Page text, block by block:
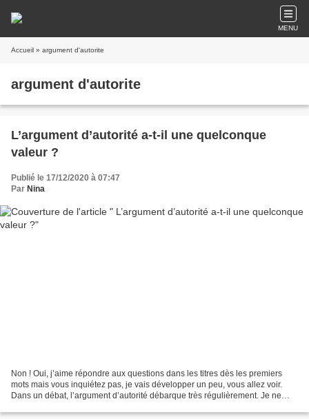
MENU
Accueil » argument d'autorite
argument d'autorite
L’argument d’autorité a-t-il une quelconque
valeur ?
Publié le 17/12/2020 à 07:47
Par Nina
Non ! Oui, j’aime répondre aux questions dans les titres dès les premiers
mots mais vous inquiétez pas, je vais développer un peu, vous allez voir.
Dans un débat, l’argument d’autorité débarque très régulièrement. Je ne